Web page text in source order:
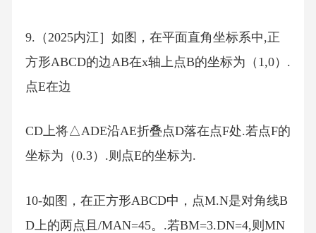
9.（2025内江］如图，在平面直角坐标系中,正
方形ABCD的边AB在x轴上点B的坐标为（1,0）.
点E在边
CD上将△ADE沿AE折叠点D落在点F处.若点F的
坐标为（0.3）.则点E的坐标为.
10-如图，在正方形ABCD中，点M.N是对角线B
D上的两点且/MAN=45。.若BM=3.DN=4,则MN